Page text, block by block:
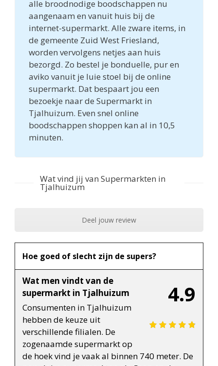
alle broodnodige boodschappen nu
aangenaam en vanuit huis bij de
internet-supermarkt. Alle zware items, in
de gemeente Zuid West Friesland,
worden vervolgens netjes aan huis
bezorgd. Zo bestel je bonduelle, pur en
aviko vanuit je luie stoel bij de online
supermarkt. Dat bespaart jou een
bezoekje naar de Supermarkt in
Tjalhuizum. Even snel online
boodschappen shoppen kan al in 10,5
minuten.
Wat vind jij van Supermarkten in
Tjalhuizum
Deel jouw review
Hoe goed of slecht zijn de supers?
4.9
Wat men vindt van de
supermarkt in Tjalhuizum
Consumenten in Tjalhuizum
hebben de keuze uit
verschillende filialen. De
zogenaamde supermarkt op
de hoek vind je vaak al binnen 740 meter. De